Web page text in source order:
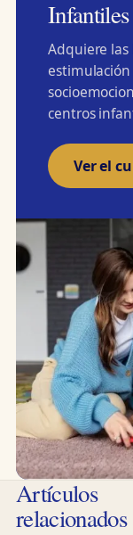
Adquiere las
centros
Ver el
Artículos
relacionados